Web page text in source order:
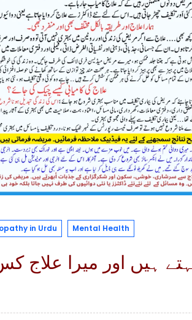
in Urdu Mental Health
ہیں اور میرا